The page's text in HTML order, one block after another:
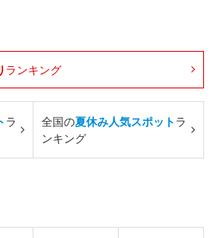
ランキング
ラ
全国の夏休み人気スポットラ
ンキング